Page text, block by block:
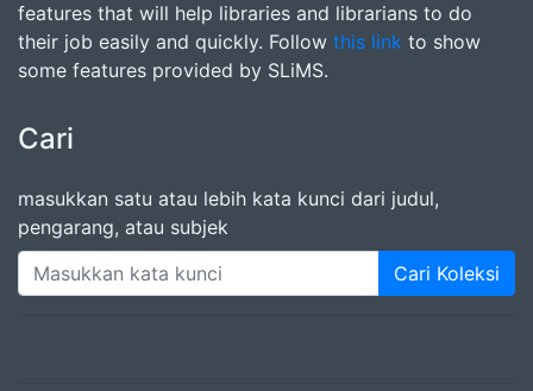
features that will help libraries and librarians to do
their job easily and quickly. Follow this link to show
some features provided by SLiMS.
Cari
masukkan satu atau lebih kata kunci dari judul,
pengarang, atau subjek
Cari Koleksi